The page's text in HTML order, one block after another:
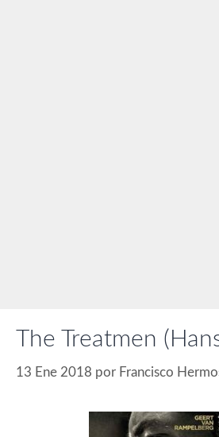
The Treatmen
13 Ene 2018 por Francisco